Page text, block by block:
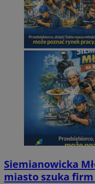
Siemianowicka
miasto szuka